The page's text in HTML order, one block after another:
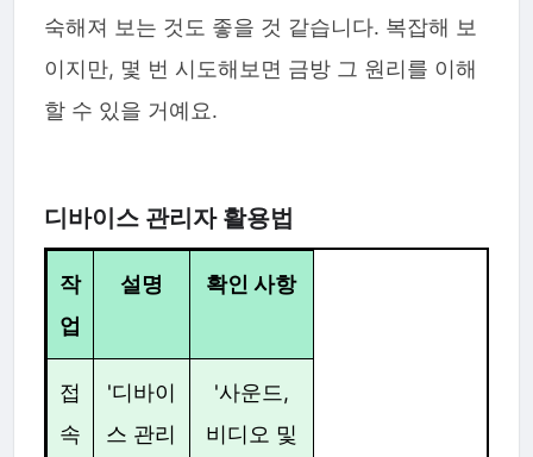
숙해져 보는 것도 좋을 것 같습니다. 복잡해 보
이지만, 몇 번 시도해보면 금방 그 원리를 이해
할 수 있을 거예요.
디바이스 관리자 활용법
작
업
설명 확인 사항
접
속
'디바이
스 관리
'사운드,
비디오 및